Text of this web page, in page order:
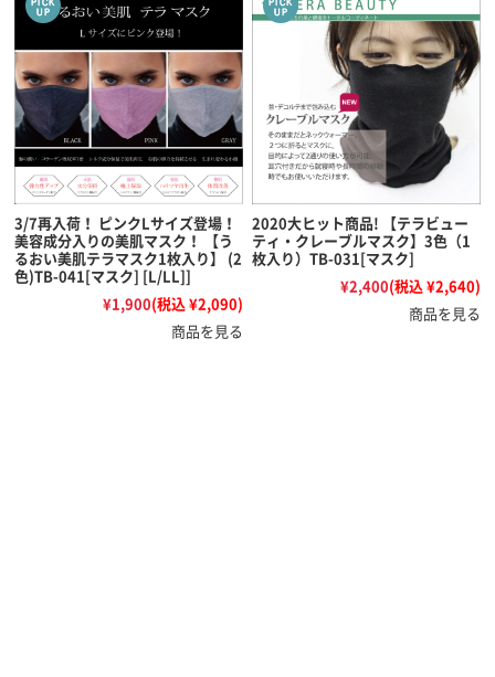
3/7再入荷！ ピンクLサイズ登場！
美容成分入りの美肌マスク！ 【う
るおい美肌テラマスク1枚入り】 (2
色)TB-041[マスク] [L/LL]]
¥1,900(税込 ¥2,090)
商品を見る
2020大ヒット商品! 【テラビュー
ティ・クレーブルマスク】3色（1
枚入り）TB-031[マスク]
¥2,400(税込 ¥2,640)
商品を見る